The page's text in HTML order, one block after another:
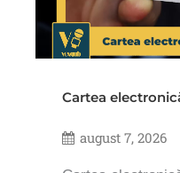
Cartea
august 7, 2026